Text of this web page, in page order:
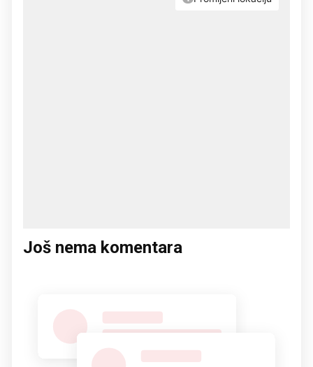
Još nema komentara